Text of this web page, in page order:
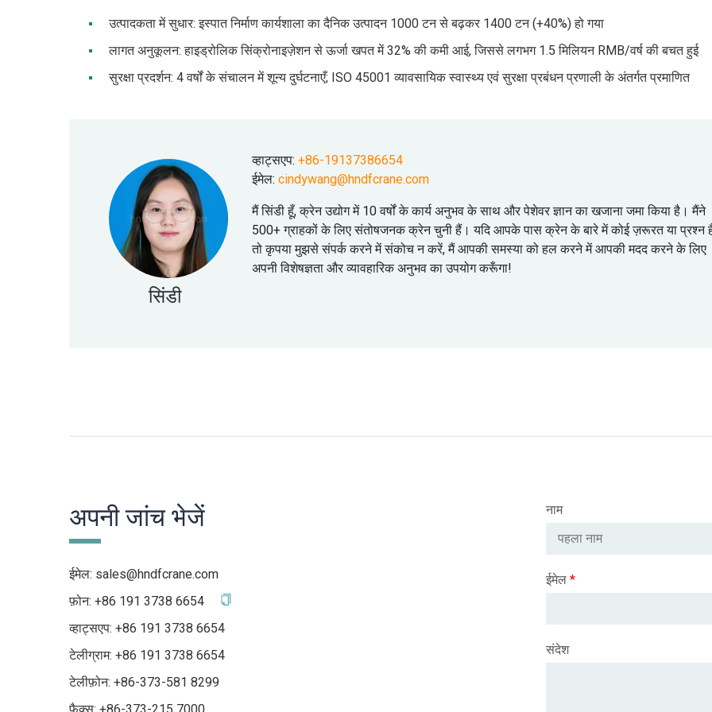
उत्पादकता में सुधार: इस्पात निर्माण कार्यशाला का दैनिक उत्पादन 1000 टन से बढ़कर 1400 टन (+40%) हो गया
लागत अनुकूलन: हाइड्रोलिक सिंक्रोनाइज़ेशन से ऊर्जा खपत में 32% की कमी आई, जिससे लगभग 1.5 मिलियन RMB/वर्ष की बचत हुई
सुरक्षा प्रदर्शन: 4 वर्षों के संचालन में शून्य दुर्घटनाएँ; ISO 45001 व्यावसायिक स्वास्थ्य एवं सुरक्षा प्रबंधन प्रणाली के अंतर्गत प्रमाणित
सिंडी
व्हाट्सएप: +86-19137386654
ईमेल: cindywang@hndfcrane.com
मैं सिंडी हूँ, क्रेन उद्योग में 10 वर्षों के कार्य अनुभव के साथ और पेशेवर ज्ञान का खजाना जमा किया है। मैंने
500+ ग्राहकों के लिए संतोषजनक क्रेन चुनी हैं। यदि आपके पास क्रेन के बारे में कोई ज़रूरत या प्रश्न
तो कृपया मुझसे संपर्क करने में संकोच न करें, मैं आपकी समस्या को हल करने में आपकी मदद करने के लिए
अपनी विशेषज्ञता और व्यावहारिक अनुभव का उपयोग करूँगा!
अपनी जांच भेजें
ईमेल: sales@hndfcrane.com
फ़ोन: +86 191 3738 6654
व्हाट्सएप: +86 191 3738 6654
टेलीग्राम: +86 191 3738 6654
टेलीफ़ोन: +86-373-581 8299
नाम
ईमेल*
संदेश